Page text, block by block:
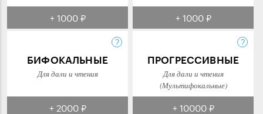
+ 1000 ₽ + 1000 ₽
БИФОКАЛЬНЫЕ
Для дали и чтения
+ 2000 ₽
ПРОГРЕССИВНЫЕ
Для дали и чтения
(Мультифокальные)
+ 10000 ₽